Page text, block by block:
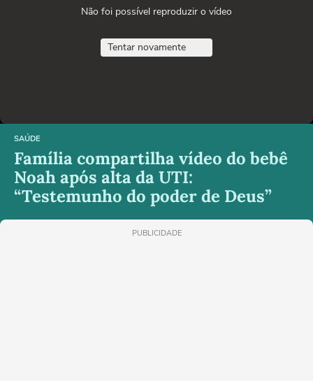
Não foi possível reproduzir o vídeo
Tentar novamente
SAÚDE
Família compartilha vídeo do bebê
Noah após alta da UTI:
“Testemunho do poder de Deus”
PUBLICIDADE